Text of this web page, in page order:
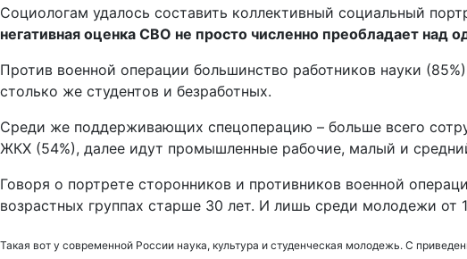
Социологам удалось составить коллективный социальный
негативная оценка СВО не просто численно преобладает над
Против военной операции большинство работников науки
столько же студентов и безработных.
Среди же поддерживающих спецоперацию – больше всего
ЖКХ (54%), далее идут промышленные рабочие, малый и
Говоря о портрете сторонников и противников военной
возрастных группах старше 30 лет. И лишь среди молодежи
Такая вот у современной России наука, культура и студенческая молодежь. С